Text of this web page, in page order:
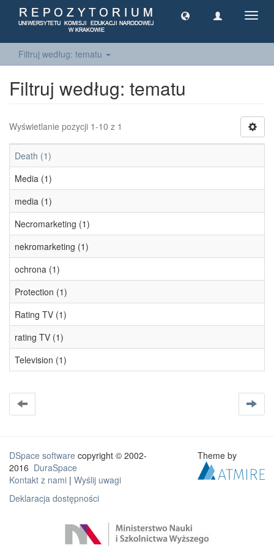
Filtruj według: tematu
Filtruj według: tematu
Wyświetlanie pozycji 1-10 z 1
Death (1)
Media (1)
media (1)
Necromarketing (1)
nekromarketing (1)
ochrona (1)
Protection (1)
Rating TV (1)
rating TV (1)
Television (1)
DSpace software copyright © 2002-
2016 DuraSpace
Kontakt z nami | Wyślij uwagi
Deklaracja dostępności
Theme by